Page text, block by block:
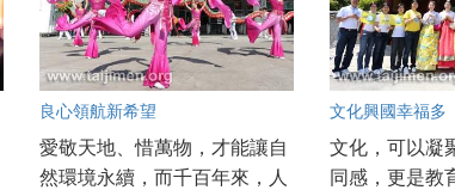
良心領航新希望
愛敬天地、惜萬物，才能讓自
然環境永續，而千百年來，人
文化興國幸福多
文化，可以凝
同感，更是教